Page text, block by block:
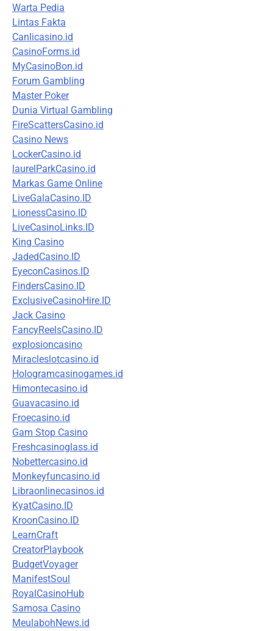
Warta Pedia
Lintas Fakta
Canlicasino.id
CasinoForms.id
MyCasinoBon.id
Forum Gambling
Master Poker
Dunia Virtual Gambling
FireScattersCasino.id
Casino News
LockerCasino.id
laurelParkCasino.id
Markas Game Online
LiveGalaCasino.ID
LionessCasino.ID
LiveCasinoLinks.ID
King Casino
JadedCasino.ID
EyeconCasinos.ID
FindersCasino.ID
ExclusiveCasinoHire.ID
Jack Casino
FancyReelsCasino.ID
explosioncasino
Miracleslotcasino.id
Hologramcasinogames.id
Himontecasino.id
Guavacasino.id
Froecasino.id
Gam Stop Casino
Freshcasinoglass.id
Nobettercasino.id
Monkeyfuncasino.id
Libraonlinecasinos.id
KyatCasino.ID
KroonCasino.ID
LearnCraft
CreatorPlaybook
BudgetVoyager
ManifestSoul
RoyalCasinoHub
Samosa Casino
MeulabohNews.id